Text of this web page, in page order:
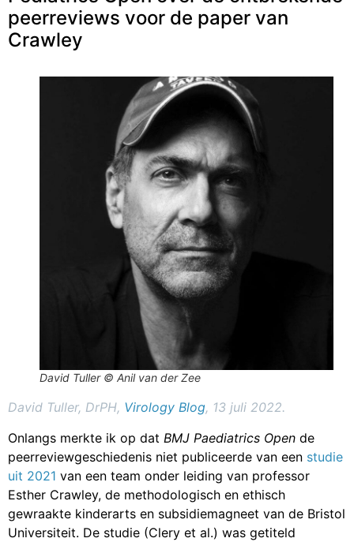
peerreviews voor de paper van
Crawley
David Tuller © Anil van der Zee
David Tuller, DrPH, Virology Blog, 13 juli 2022.
Onlangs merkte ik op dat BMJ Paediatrics Open de
peerreviewgeschiedenis niet publiceerde van een studie
uit 2021 van een team onder leiding van professor
Esther Crawley, de methodologisch en ethisch
gewraakte kinderarts en subsidiemagneet van de Bristol
Universiteit. De studie (Clery et al.) was getiteld